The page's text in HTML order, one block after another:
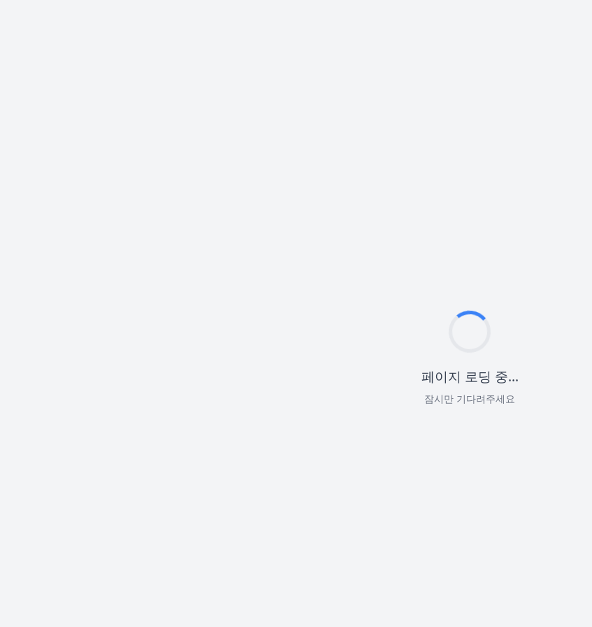
페이지 로딩 중...
잠시만 기다려주세요